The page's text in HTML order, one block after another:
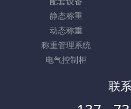
静态称重
动态称重
称重管理系统
电气控制柜
联